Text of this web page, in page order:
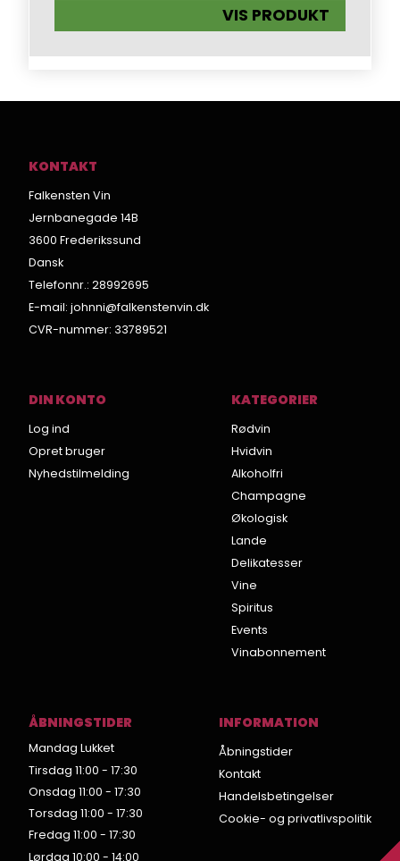
VIS PRODUKT
KONTAKT
Falkensten Vin
Jernbanegade 14B
3600 Frederikssund
Dansk
Telefonnr.: 28992695
E-mail: johnni@falkenstenvin.dk
CVR-nummer: 33789521
DIN KONTO
Log ind
Opret bruger
Nyhedstilmelding
KATEGORIER
Rødvin
Hvidvin
Alkoholfri
Champagne
Økologisk
Lande
Delikatesser
Vine
Spiritus
Events
Vinabonnement
ÅBNINGSTIDER
Mandag Lukket
Tirsdag 11:00 - 17:30
Onsdag 11:00 - 17:30
Torsdag 11:00 - 17:30
Fredag 11:00 - 17:30
Lørdag 10:00 - 14:00
INFORMATION
Åbningstider
Kontakt
Handelsbetingelser
Cookie- og privatlivspolitik